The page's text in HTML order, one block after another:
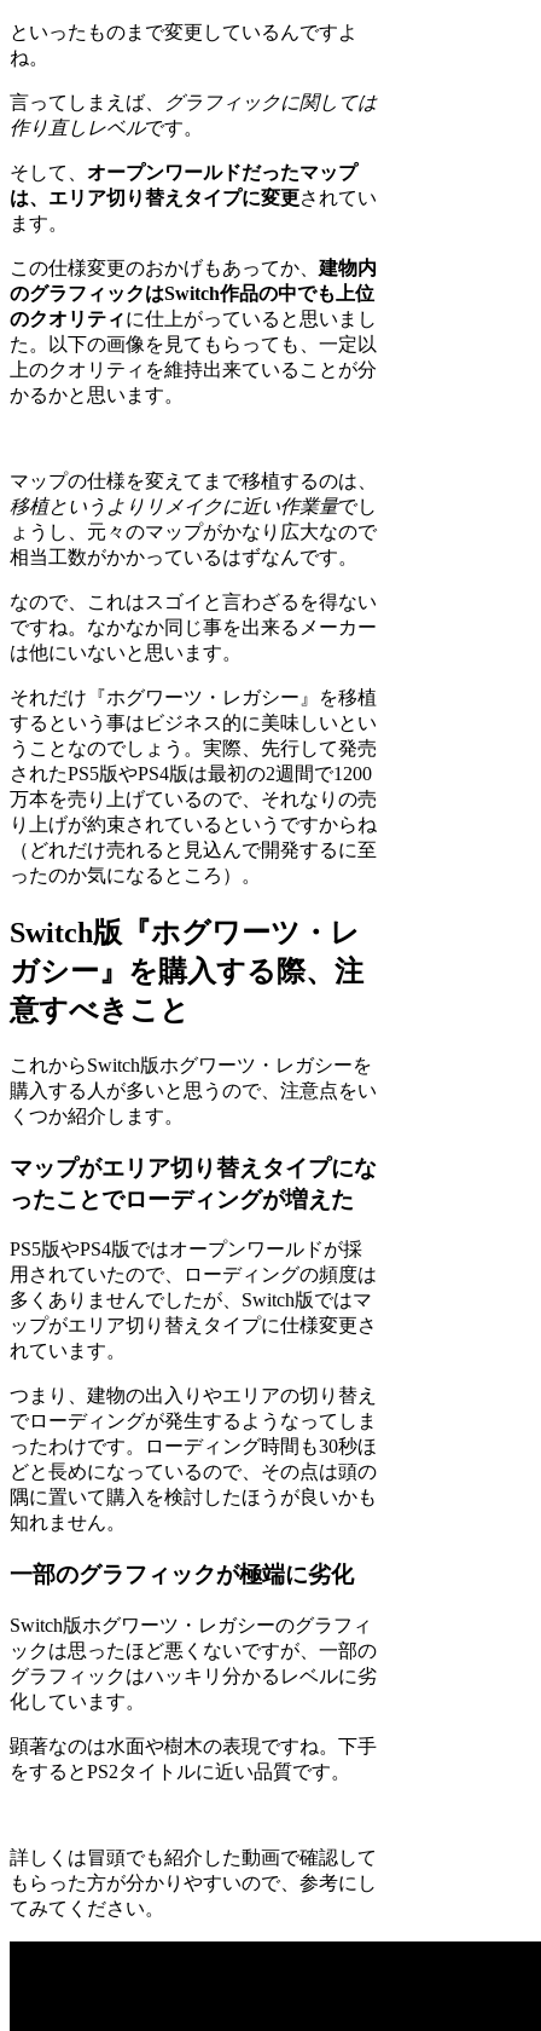
といったものまで変更しているんですよ
ね。
言ってしまえば、
グラフィックに関しては
作り直しレベルです。
そして、 オープンワールドだったマップ
は、エリア切り替えタイプに変更されてい
ます。
この仕様変更のおかげもあってか、 建物内
のグラフィックはSwitch作品の中でも上位
のクオリティに仕上がっていると思いまし
た。以下の画像を見てもらっても、一定以
上のクオリティを維持出来ていることが分
かるかと思います。
マップの仕様を変えてまで移植するのは、
移植というよりリメイクに近い作業量でし
ょうし、元々のマップがかなり広大なので
相当工数がかかっているはずなんです。
なので、これはスゴイと言わざるを得ない
ですね。なかなか同じ事を出来るメーカー
は他にいないと思います。
それだけ『ホグワーツ・レガシー』を移植
するという事はビジネス的に美味しいとい
うことなのでしょう。実際、先行して発売
されたPS5版やPS4版は最初の2週間で1200
万本を売り上げているので、それなりの売
り上げが約束されているというですからね
（どれだけ売れると見込んで開発するに至
ったのか気になるところ）。
Switch版『ホグワーツ・レ
ガシー』を購入する際、注
意すべきこと
これからSwitch版ホグワーツ・レガシーを
購入する人が多いと思うので、注意点をい
くつか紹介します。
マップがエリア切り替えタイプにな
ったことでローディングが増えた
PS5版やPS4版ではオープンワールドが採
用されていたので、ローディングの頻度は
多くありませんでしたが、Switch版ではマ
ップがエリア切り替えタイプに仕様変更さ
れています。
つまり、建物の出入りやエリアの切り替え
でローディングが発生するようなってしま
ったわけです。ローディング時間も30秒ほ
どと長めになっているので、その点は頭の
隅に置いて購入を検討したほうが良いかも
知れません。
一部のグラフィックが極端に劣化
Switch版ホグワーツ・レガシーのグラフィ
ックは思ったほど悪くないですが、一部の
グラフィックはハッキリ分かるレベルに劣
化しています。
顕著なのは水面や樹木の表現ですね。下手
をするとPS2タイトルに近い品質です。
詳しくは冒頭でも紹介した動画で確認して
もらった方が分かりやすいので、参考にし
てみてください。